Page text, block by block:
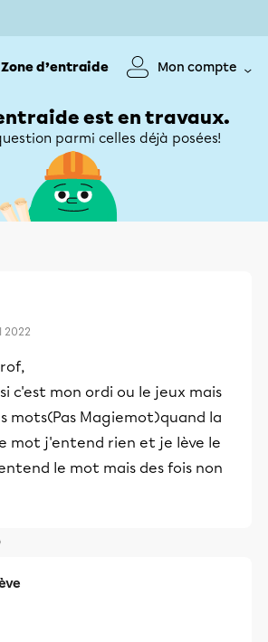
Zone d’entraide Mon compte
est en travaux.
parmi celles déjà posées!
2022
c'est mon ordi ou le jeux mais
mots(Pas Magiemot)quand la
mot j'entend rien et je lève le
le mot mais des fois non